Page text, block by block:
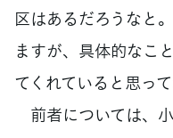
区はあるだろうなと
ますが、具体的なこ
てくれていると思って
前者については、